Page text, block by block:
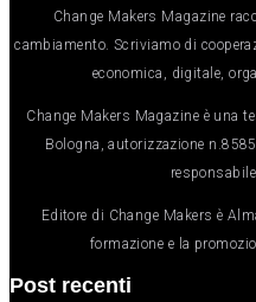
Change Makers Magazine
cambiamento. Scriviamo di
economica, digitale,
Change Makers Magazine è una
Bologna, autorizzazione
Editore di Change Makers è
formazione e la
Post recenti